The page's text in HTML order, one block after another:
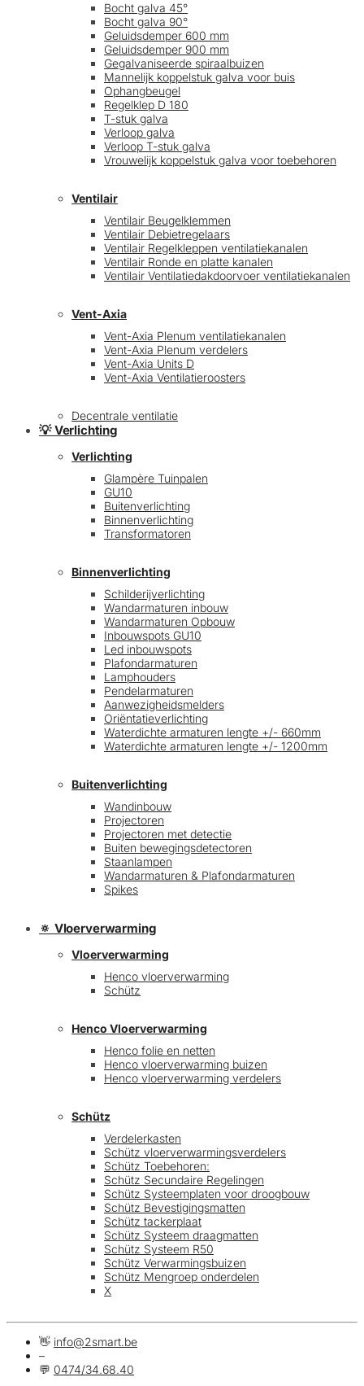
Bocht galva 45°
Bocht galva 90°
Geluidsdemper 600 mm
Geluidsdemper 900 mm
Gegalvaniseerde spiraalbuizen
Mannelijk koppelstuk galva voor buis
Ophangbeugel
Regelklep D 180
T-stuk galva
Verloop galva
Verloop T-stuk galva
Vrouwelijk koppelstuk galva voor toebehoren
Ventilair
Ventilair Beugelklemmen
Ventilair Debietregelaars
Ventilair Regelkleppen ventilatiekanalen
Ventilair Ronde en platte kanalen
Ventilair Ventilatiedakdoorvoer ventilatiekanalen
Vent-Axia
Vent-Axia Plenum ventilatiekanalen
Vent-Axia Plenum verdelers
Vent-Axia Units D
Vent-Axia Ventilatieroosters
Decentrale ventilatie
💡 Verlichting
Verlichting
Glampère Tuinpalen
GU10
Buitenverlichting
Binnenverlichting
Transformatoren
Binnenverlichting
Schilderijverlichting
Wandarmaturen inbouw
Wandarmaturen Opbouw
Inbouwspots GU10
Led inbouwspots
Plafondarmaturen
Lamphouders
Pendelarmaturen
Aanwezigheidsmelders
Oriëntatieverlichting
Waterdichte armaturen lengte +/- 660mm
Waterdichte armaturen lengte +/- 1200mm
Buitenverlichting
Wandinbouw
Projectoren
Projectoren met detectie
Buiten bewegingsdetectoren
Staanlampen
Wandarmaturen & Plafondarmaturen
Spikes
🔅 Vloerverwarming
Vloerverwarming
Henco vloerverwarming
Schütz
Henco Vloerverwarming
Henco folie en netten
Henco vloerverwarming buizen
Henco vloerverwarming verdelers
Schütz
Verdelerkasten
Schütz vloerverwarmingsverdelers
Schütz Toebehoren:
Schütz Secundaire Regelingen
Schütz Systeemplaten voor droogbouw
Schütz Bevestigingsmatten
Schütz tackerplaat
Schütz Systeem draagmatten
Schütz Systeem R50
Schütz Verwarmingsbuizen
Schütz Mengroep onderdelen
X
👋 info@2smart.be
–
💬 0474/34.68.40